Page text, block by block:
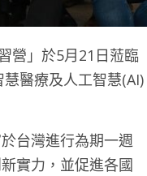
營」於5月21日蒞臨
醫療及人工智慧(AI)
台灣進行為期一週
實力，並促進各國